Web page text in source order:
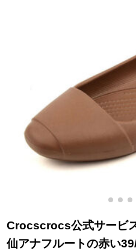
Crocscrocs公式サービ
仙アナフルートの赤い